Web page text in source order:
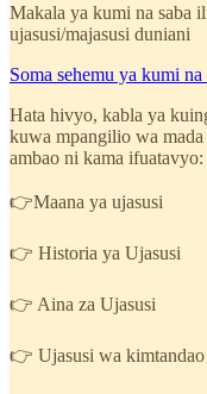
Makala ya kumi na saba
ujasusi/majasusi duniani
Soma sehemu ya kumi na
Hata hivyo, kabla ya
kuwa mpangilio wa
ambao ni kama ifuatavyo:
👉Maana ya ujasusi
👉 Historia ya Ujasusi
👉 Aina za Ujasusi
👉 Ujasusi wa kimtandao